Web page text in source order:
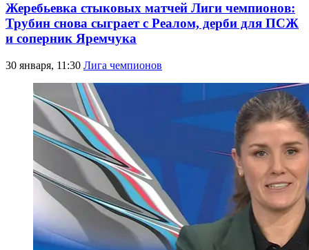
Жеребьевка стыковых матчей Лиги чемпионов:
Трубин снова сыграет с Реалом, дерби для ПСЖ
и соперник Яремчука
30 января, 11:30 Лига чемпионов